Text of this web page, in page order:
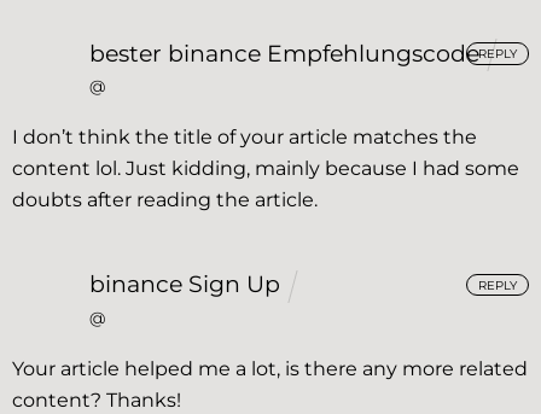
bester binance Empfehlungscode
@
I don’t think the title of your article matches the
content lol. Just kidding, mainly because I had some
doubts after reading the article.
REPLY
binance Sign Up
@
Your article helped me a lot, is there any more related
content? Thanks!
REPLY